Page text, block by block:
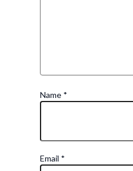
Name *
Email *